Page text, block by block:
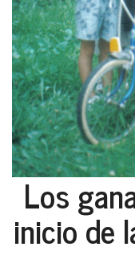
Los
inicio de